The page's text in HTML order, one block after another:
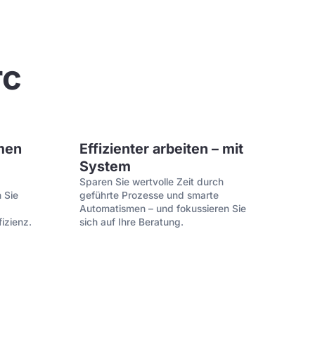
Sie
Effizienter arbeiten – mit
System
Sparen Sie wertvolle Zeit durch
geführte Prozesse und smarte
Automatismen – und fokussieren Sie
sich auf Ihre Beratung.